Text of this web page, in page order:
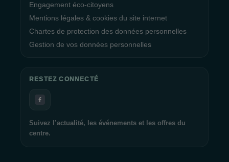
Engagement éco-citoyens
Mentions légales & cookies du site internet
Chartes de protection des données personnelles
Gestion de vos données personnelles
RESTEZ CONNECTÉ
Suivez l’actualité, les événements et les offres du
centre.